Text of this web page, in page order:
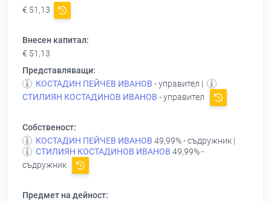
€ 51,13
Внесен капитал:
€ 51,13
Представляващи:
КОСТАДИН ПЕЙЧЕВ ИВАНОВ - управител |
СТИЛИЯН КОСТАДИНОВ ИВАНОВ - управител
Собственост:
КОСТАДИН ПЕЙЧЕВ ИВАНОВ 49,99% - съдружник |
СТИЛИЯН КОСТАДИНОВ ИВАНОВ 49,99% -
съдружник
Предмет на дейност: